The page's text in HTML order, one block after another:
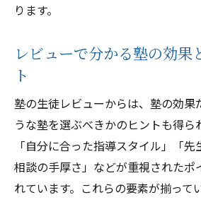
ります。
レビューで分かる塾の効果
ト
塾の生徒レビューからは、塾の効果
うな塾を選ぶべきかのヒントも得ら
「自分に合った指導スタイル」「
相談の手厚さ」などが重視されたポ
れています。これらの要素が揃って